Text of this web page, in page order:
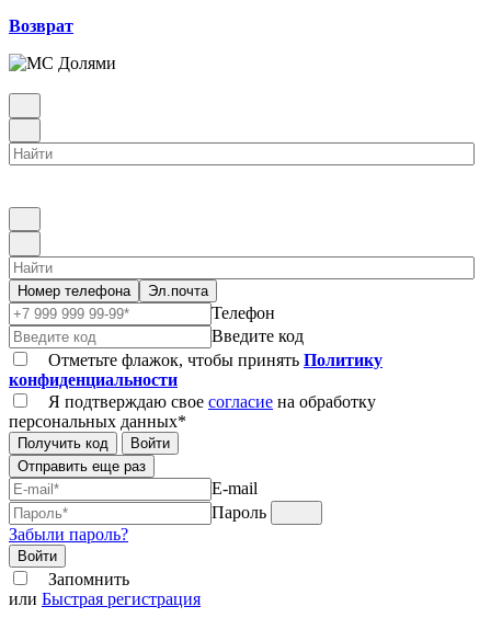
Возврат
Номер телефона Эл.почта
Телефон
Введите код
Отметьте флажок, чтобы принять Политику
конфиденциальности
Я подтверждаю свое согласие на обработку
персональных данных*
Получить код
Войти
Отправить еще раз
E-mail
Пароль
Забыли пароль?
Войти
Запомнить
или Быстрая регистрация